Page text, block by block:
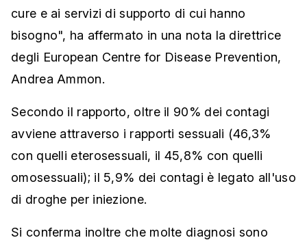
cure e ai servizi di supporto di cui hanno
bisogno", ha affermato in una nota la direttrice
degli European Centre for Disease Prevention,
Andrea Ammon.
Secondo il rapporto, oltre il 90% dei contagi
avviene attraverso i rapporti sessuali (46,3%
con quelli eterosessuali, il 45,8% con quelli
omosessuali); il 5,9% dei contagi è legato all'uso
di droghe per iniezione.
Si conferma inoltre che molte diagnosi sono